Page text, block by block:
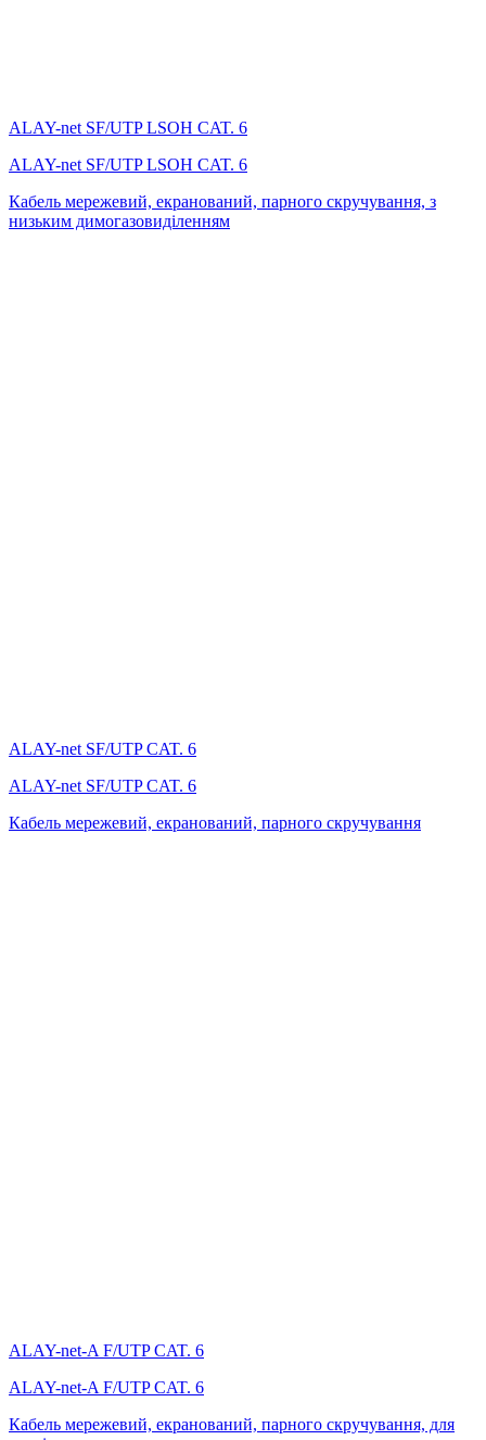
ALAY-net SF/UTP LSОH CAT. 6
ALAY-net SF/UTP LSОH CAT. 6
Кабель мережевий, екранований, парного скручування, з
низьким димогазовиділенням
ALAY-net SF/UTP CAT. 6
ALAY-net SF/UTP CAT. 6
Кабель мережевий, екранований, парного скручування
ALAY-net-A F/UTP CAT. 6
ALAY-net-A F/UTP CAT. 6
Кабель мережевий, екранований, парного скручування, для